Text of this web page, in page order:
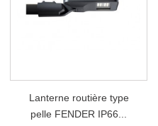
Lanterne routière type
pelle FENDER IP66...